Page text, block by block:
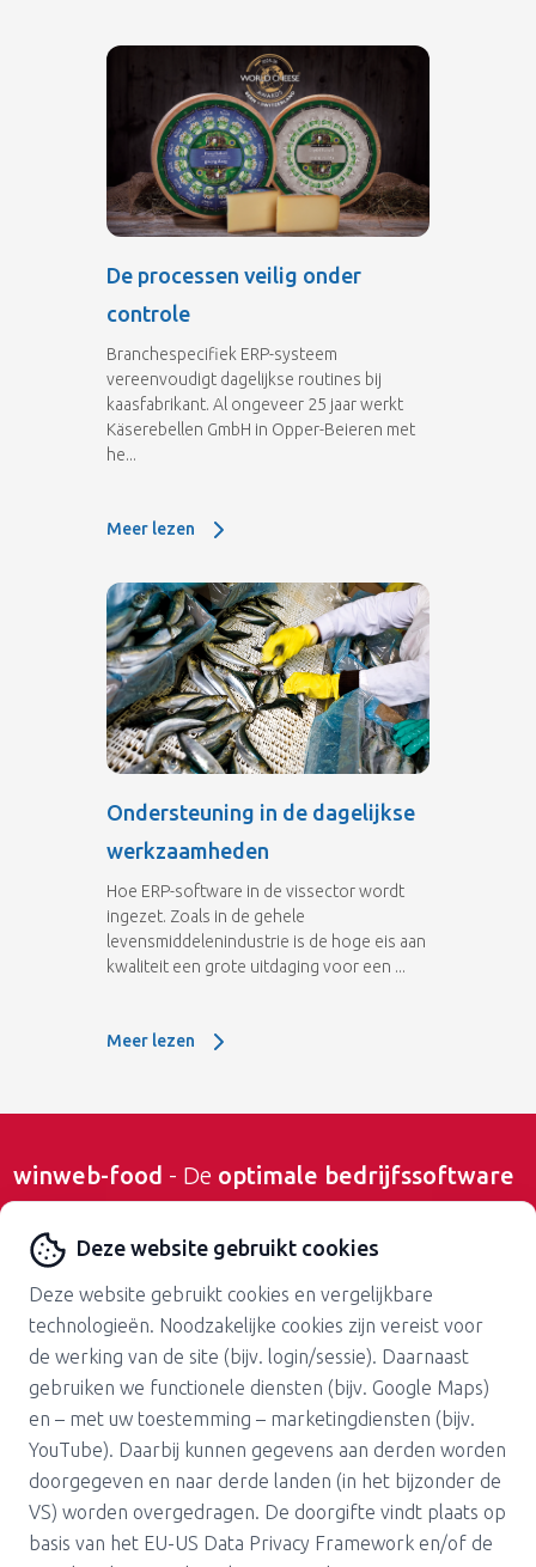
De processen veilig onder
controle
Branchespecifiek ERP-systeem
vereenvoudigt dagelijkse routines bij
kaasfabrikant. Al ongeveer 25 jaar werkt
Käserebellen GmbH in Opper-Beieren met
he...
Meer lezen: De processen veilig onder controle
Meer lezen
Ondersteuning in de dagelijkse
werkzaamheden
Hoe ERP-software in de vissector wordt
ingezet. Zoals in de gehele
levensmiddelenindustrie is de hoge eis aan
kwaliteit een grote uitdaging voor een ...
Meer lezen: Ondersteuning in de dagelijkse
Meer lezen
winweb-food - De optimale bedrijfssoftware
voedingsmiddelenindustrie en groothandel
Contact opnemen
Over ons
Carrière
Deze website gebruikt cookies
Deze website gebruikt cookies en vergelijkbare
technologieën. Noodzakelijke cookies zijn vereist voor
de werking van de site (bijv. login/sessie). Daarnaast
gebruiken we functionele diensten (bijv. Google Maps)
en – met uw toestemming – marketingdiensten (bijv.
YouTube). Daarbij kunnen gegevens aan derden worden
doorgegeven en naar derde landen (in het bijzonder de
VS) worden overgedragen. De doorgifte vindt plaats op
basis van het EU-US Data Privacy Framework en/of de